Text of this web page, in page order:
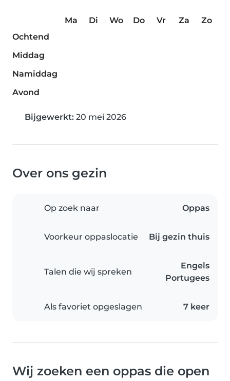
Ma Di Wo Do Vr Za
Zo
Ochtend
Middag
Namiddag
Avond
Bijgewerkt: 20 mei 2026
Over ons gezin
Op zoek naar Oppas
Voorkeur oppaslocatie Bij gezin thuis
Talen die wij spreken
Engels
Portugees
Als favoriet opgeslagen 7 keer
Wij zoeken een oppas die open